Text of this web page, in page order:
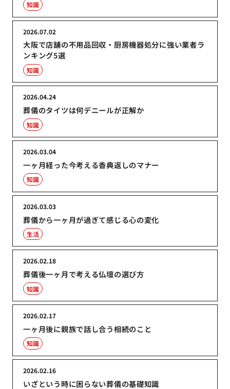
知識
大阪で店舗の不用品回収・厨房機器処分に強い業者ラ
ンキング5選
2026.07.02
知識
葬儀のタイツは何デニールが正解か
2026.04.24
知識
一ヶ月経った今考える香典返しのマナー
2026.03.04
知識
葬儀から一ヶ月が過ぎて感じる心の変化
2026.03.03
生活
葬儀後一ヶ月で考える仏壇の選び方
2026.02.18
知識
一ヶ月後に親族で話し合う相続のこと
2026.02.17
知識
いざという時に困らない葬儀の基礎知識
2026.02.16